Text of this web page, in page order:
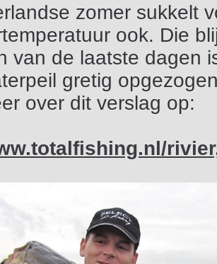
zomer sukkelt
ook. Die
van de laatste dagen
gretig
over dit verslag op: